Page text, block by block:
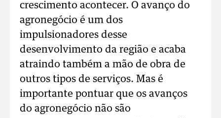
crescimento acontecer. O avanço do
agronegócio é um dos
impulsionadores desse
desenvolvimento da região e acaba
atraindo também a mão de obra de
outros tipos de serviços. Mas é
importante pontuar que os avanços
do agronegócio não são